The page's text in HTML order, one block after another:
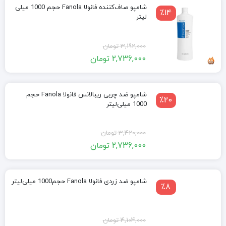
٪14
شامپو صاف‌کننده فانولا Fanola حجم 1000 میلی
لیتر
3,192,000 تومان
قیمت
اصلی:
2,736,000 تومان
قیمت
فعلی:
٪20
شامپو ضد چربی ریبالانس فانولا Fanola حجم
1000 میلی‌لیتر
3,420,000 تومان
قیمت
اصلی:
2,736,000 تومان
قیمت
فعلی:
٪8 شامپو ضد زردی فانولا Fanola حجم1000 میلی‌لیتر
4,104,000 تومان قیمت
قیمت